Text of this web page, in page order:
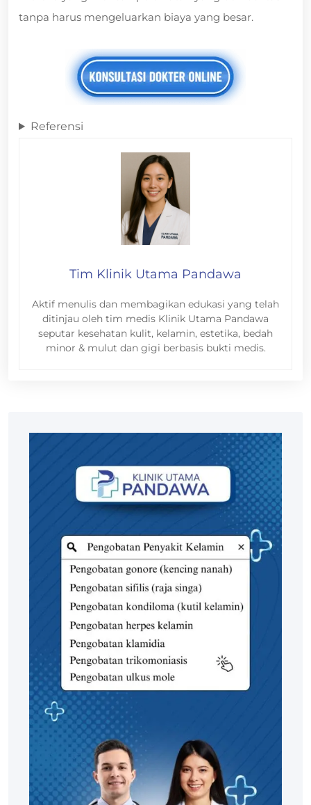
tanpa harus mengeluarkan biaya yang besar.
Referensi
Tim Klinik Utama Pandawa
Aktif menulis dan membagikan edukasi yang telah
ditinjau oleh tim medis Klinik Utama Pandawa
seputar kesehatan kulit, kelamin, estetika, bedah
minor & mulut dan gigi berbasis bukti medis.